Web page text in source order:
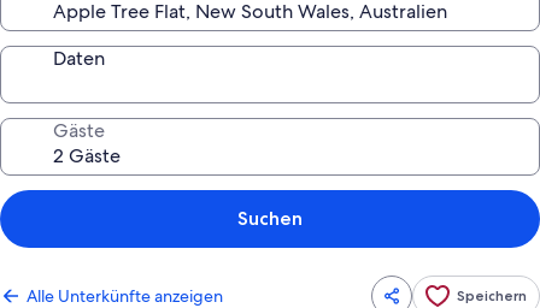
Daten
Gäste
Suchen
Alle Unterkünfte anzeigen Speichern